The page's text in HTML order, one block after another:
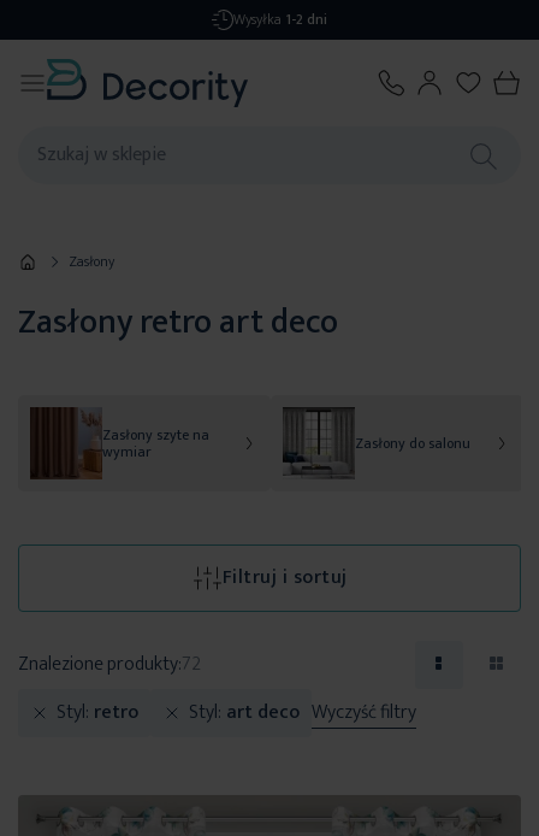
Darmowa dostawaod 299,99 zł
Zasłony
Zasłony retro art deco
Zasłony szyte na
wymiar Zasłony do salonu
Filtruj i sortuj
Znalezione produkty:72
Styl retro Styl art deco Wyczyść filtry